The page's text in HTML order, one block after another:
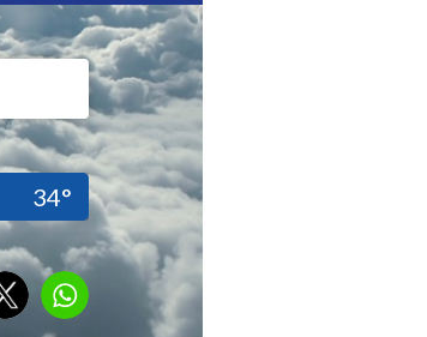
34°